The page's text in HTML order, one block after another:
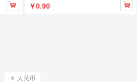

￥0.90

￥ 人民币